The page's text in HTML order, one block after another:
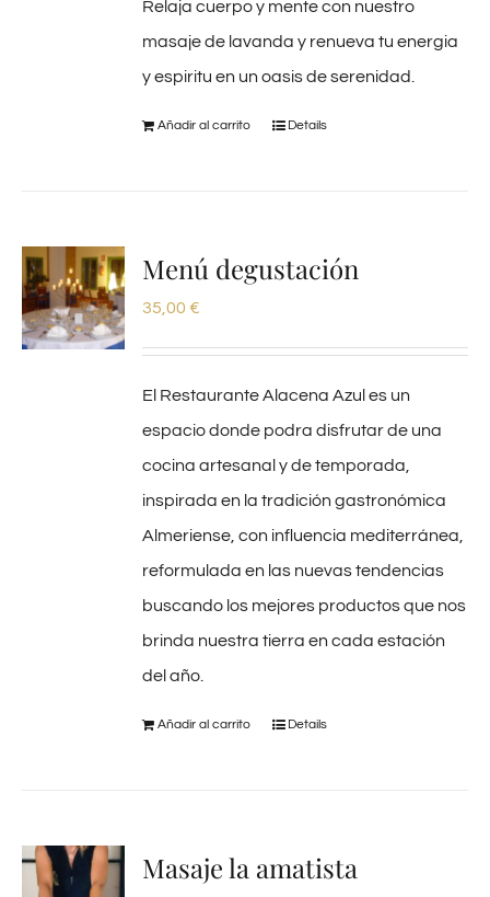
Relaja cuerpo y mente con nuestro
masaje de lavanda y renueva tu energia
y espiritu en un oasis de serenidad.
Añadir al carrito Details
Menú degustación
35,00 €
El Restaurante Alacena Azul es un
espacio donde podra disfrutar de una
cocina artesanal y de temporada,
inspirada en la tradición gastronómica
Almeriense, con influencia mediterránea,
reformulada en las nuevas tendencias
buscando los mejores productos que nos
brinda nuestra tierra en cada estación
del año.
Añadir al carrito Details
Masaje la amatista